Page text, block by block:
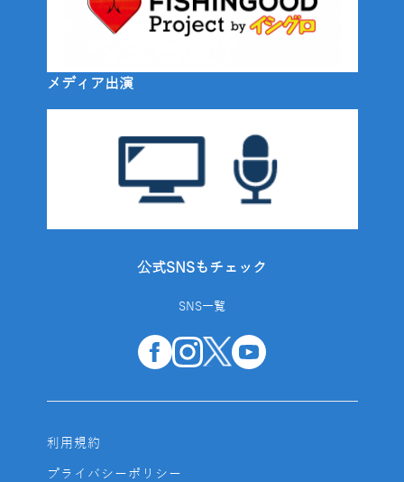
メディア出演
公式SNSもチェック
SNS一覧
利用規約
プライバシーポリシー